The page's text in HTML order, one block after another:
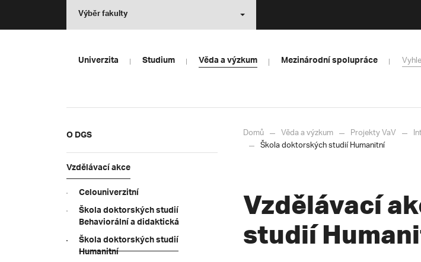
Výběr fakulty
Univerzita Studium Věda a výzkum Mezinárodní spolupráce
O DGS
Vzdělávací akce
Celouniverzitní
Škola doktorských studií
Behaviorální a didaktická
Škola doktorských studií
Humanitní
Domů Věda a výzkum Projekty VaV
Škola doktorských studií Humanitní
Vzdělávací
studií